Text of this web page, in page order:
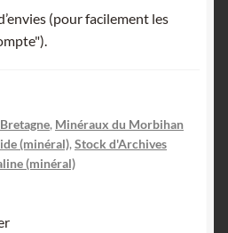
(pour facilement les
, Minéraux du Morbihan
(minéral), Stock d'Archives
(minéral)